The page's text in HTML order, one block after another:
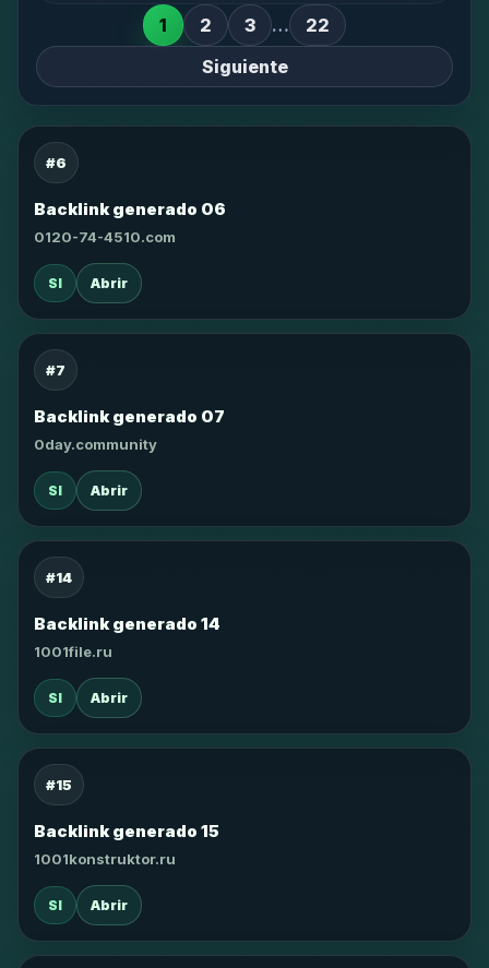
1
2 3 …
22
Siguiente
#6
Backlink generado 06
0120-74-4510.com
SI Abrir
#7
Backlink generado 07
0day.community
SI Abrir
#14
Backlink generado 14
1001file.ru
SI Abrir
#15
Backlink generado 15
1001konstruktor.ru
SI Abrir